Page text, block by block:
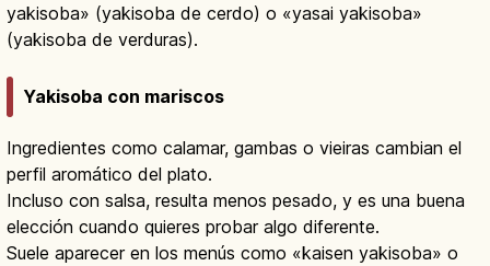
yakisoba» (yakisoba de cerdo) o «yasai yakisoba»
(yakisoba de verduras).
Yakisoba con mariscos
Ingredientes como calamar, gambas o vieiras cambian el
perfil aromático del plato.
Incluso con salsa, resulta menos pesado, y es una buena
elección cuando quieres probar algo diferente.
Suele aparecer en los menús como «kaisen yakisoba» o